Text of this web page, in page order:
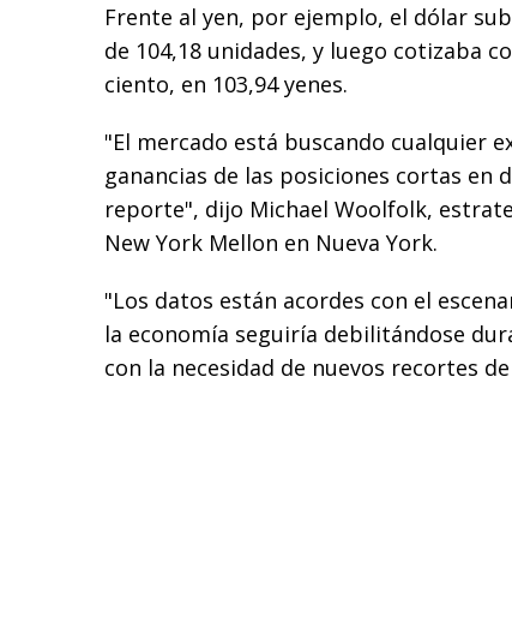
Frente al yen, por ejemplo, el dólar
de 104,18 unidades, y luego cotizaba
ciento, en 103,94 yenes.
"El mercado está buscando cualquier
ganancias de las posiciones cortas en
reporte", dijo Michael Woolfolk,
New York Mellon en Nueva York.
"Los datos están acordes con el
la economía seguiría debilitándose
con la necesidad de nuevos recortes